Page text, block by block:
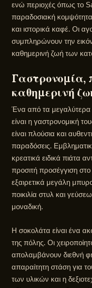
ενώ περιοχές όπως το
παραδοσιακή
και ιστορικά καφέ. Οι
συμπληρώνουν την
καθημερινή ζωή των
Γαστρονομία,
καθημερινή
Ένα από τα
είναι η γαστρονομική
είναι πλούσια και
παραδόσεις.
κρεατικά ειδικά πιάτα
προσιτή προσέγγιση
εξαιρετικά μεγάλη
ποικιλία στυλ και
μοναδική.
Η σοκολάτα είναι ένα
της πόλης. Οι
απολαμβάνουν διεθνή
απαραίτητη στάση για
των υλικών και η